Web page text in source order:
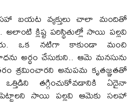
బ‌య‌ట వ్య‌క్తులు చాలా మందితో
క్లిష్ట పరిస్థితుల్లో సాయి పల్లవి
ఒక నటిగా కాకుండా మంచి
అర్థం చేసుకుని.. ఆమె మనసును
శ్రమించారని అనుపమ కృతజ్ఞతతో
తగ్గించుకోవడానికి ఏదైనా
పెట్టాలని సాయి పల్లవి ఆమెకు సలహా